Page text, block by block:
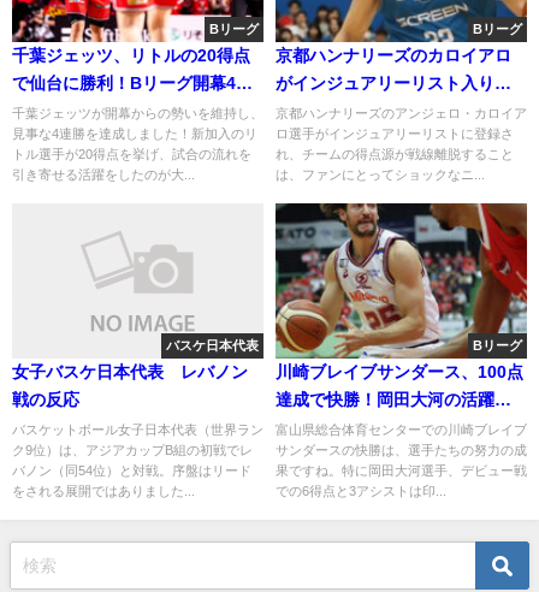
Bリーグ
千葉ジェッツ、リトルの20得点
で仙台に勝利！Bリーグ開幕4連
勝
千葉ジェッツが開幕からの勢いを維持し、
見事な4連勝を達成しました！新加入のリ
トル選手が20得点を挙げ、試合の流れを
引き寄せる活躍をしたのが大...
Bリーグ
京都ハンナリーズのカロイアロ
がインジュアリーリスト入り、
チームへの影響は？
京都ハンナリーズのアンジェロ・カロイア
ロ選手がインジュアリーリストに登録さ
れ、チームの得点源が戦線離脱すること
は、ファンにとってショックなニ...
バスケ日本代表
女子バスケ日本代表 レバノン
戦の反応
バスケットボール女子日本代表（世界ラン
ク9位）は、アジアカップB組の初戦でレ
バノン（同54位）と対戦。序盤はリード
をされる展開ではありました...
Bリーグ
川崎ブレイブサンダース、100点
達成で快勝！岡田大河の活躍に
注目
富山県総合体育センターでの川崎ブレイブ
サンダースの快勝は、選手たちの努力の成
果ですね。特に岡田大河選手、デビュー戦
での6得点と3アシストは印...